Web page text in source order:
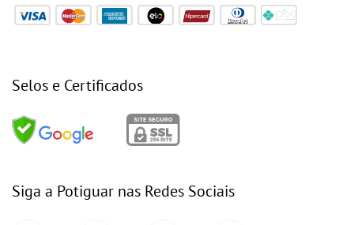
Selos e Certificados
Siga a Potiguar nas Redes Sociais